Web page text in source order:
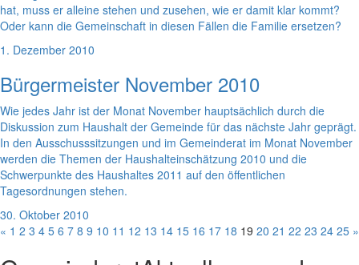
hat, muss er alleine stehen und zusehen, wie er damit klar kommt?
Oder kann die Gemeinschaft in diesen Fällen die Familie ersetzen?
1. Dezember 2010
Bürgermeister November 2010
Wie jedes Jahr ist der Monat November hauptsächlich durch die
Diskussion zum Haushalt der Gemeinde für das nächste Jahr geprägt.
In den Ausschusssitzungen und im Gemeinderat im Monat November
werden die Themen der Haushalteinschätzung 2010 und die
Schwerpunkte des Haushaltes 2011 auf den öffentlichen
Tagesordnungen stehen.
30. Oktober 2010
« 1 2 3 4 5 6 7 8 9 10 11 12 13 14 15 16 17 18 19 20 21 22 23 24 25 »